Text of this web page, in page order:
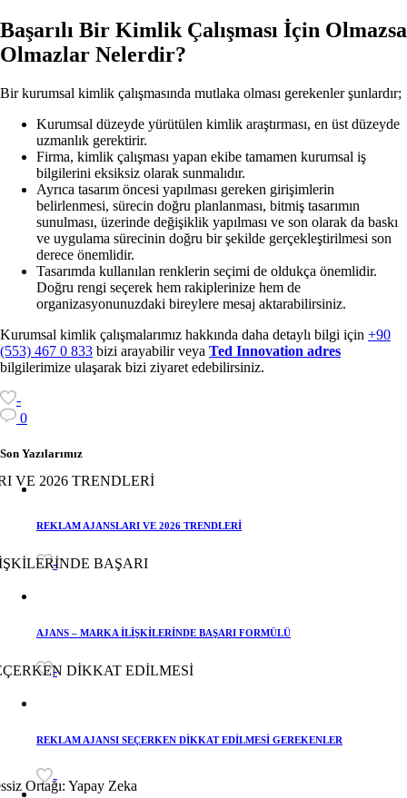
Başarılı Bir Kimlik Çalışması İçin Olmazsa
Olmazlar Nelerdir?
Bir kurumsal kimlik çalışmasında mutlaka olması gerekenler şunlardır;
Kurumsal düzeyde yürütülen kimlik araştırması, en üst düzeyde
uzmanlık gerektirir.
Firma, kimlik çalışması yapan ekibe tamamen kurumsal iş
bilgilerini eksiksiz olarak sunmalıdır.
Ayrıca tasarım öncesi yapılması gereken girişimlerin
belirlenmesi, sürecin doğru planlanması, bitmiş tasarımın
sunulması, üzerinde değişiklik yapılması ve son olarak da baskı
ve uygulama sürecinin doğru bir şekilde gerçekleştirilmesi son
derece önemlidir.
Tasarımda kullanılan renklerin seçimi de oldukça önemlidir.
Doğru rengi seçerek hem rakiplerinize hem de
organizasyonunuzdaki bireylere mesaj aktarabilirsiniz.
Kurumsal kimlik çalışmalarımız hakkında daha detaylı bilgi için +90
(553) 467 0 833 bizi arayabilir veya Ted Innovation adres
bilgilerimize ulaşarak bizi ziyaret edebilirsiniz.
-
0
Son Yazılarımız
REKLAM AJANSLARI VE 2026 TRENDLERİ
-
AJANS – MARKA İLİŞKİLERİNDE BAŞARI FORMÜLÜ
-
REKLAM AJANSI SEÇERKEN DİKKAT EDİLMESİ GEREKENLER
-